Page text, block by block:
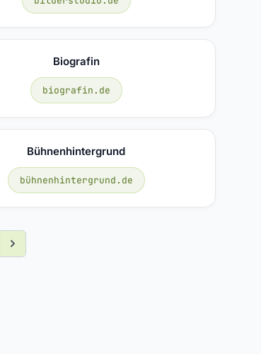
Biografin
biografin.de
Bühnenhintergrund
bühnenhintergrund.de